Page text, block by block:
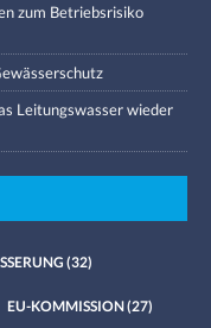
zum Betriebsrisiko
Leitungswasser wieder
(32)
EU-KOMMISSION(27)